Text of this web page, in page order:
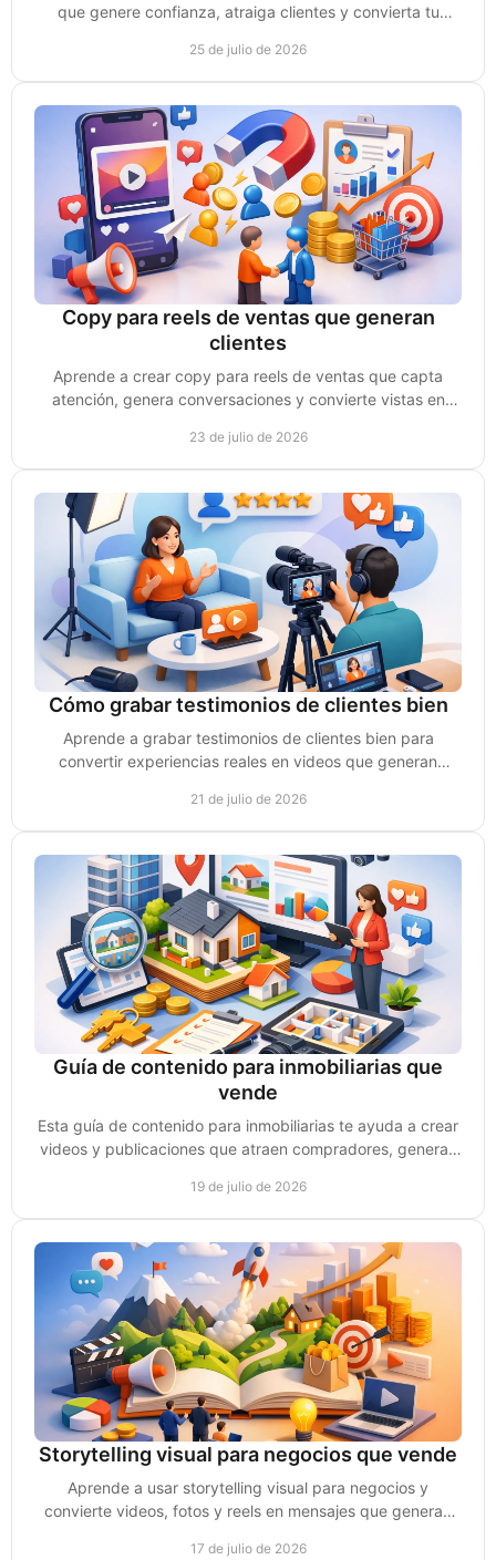
que genere confianza, atraiga clientes y convierta tu
25 de julio de 2026
Copy para reels de ventas que generan
clientes
Aprende a crear copy para reels de ventas que capta
atención, genera conversaciones y convierte vistas en
23 de julio de 2026
Cómo grabar testimonios de clientes bien
Aprende a grabar testimonios de clientes bien para
convertir experiencias reales en videos que generan
21 de julio de 2026
Guía de contenido para inmobiliarias que
vende
Esta guía de contenido para inmobiliarias te ayuda a crear
videos y publicaciones que atraen compradores, generan
19 de julio de 2026
Storytelling visual para negocios que vende
Aprende a usar storytelling visual para negocios y
convierte videos, fotos y reels en mensajes que generan
17 de julio de 2026